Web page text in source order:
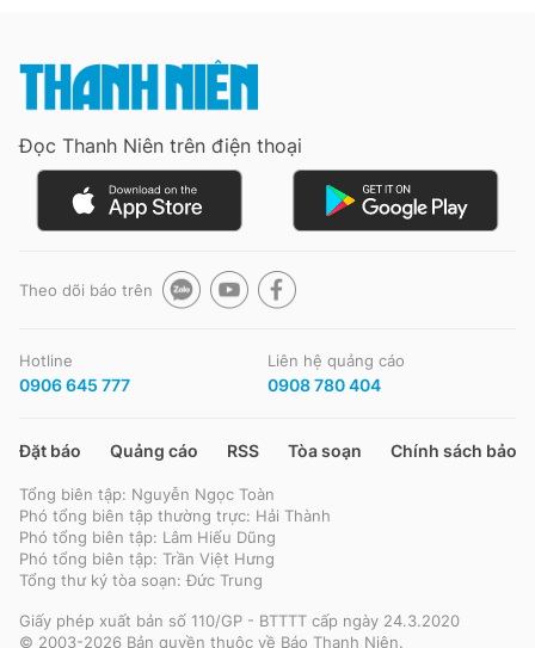
Đọc Thanh Niên trên điện thoại
Đặt báo Quảng cáo RSS
Tổng biên tập: Nguyễn Ngọc Toàn
Phó tổng biên tập thường trực: Hải Thành
Phó tổng biên tập: Lâm Hiếu Dũng
Tổng thư ký tòa soạn: Đức Trung
Đọc Thanh Niên trên điện thoại
Theo dõi báo trên
Hotline
0906 645 777
Liên hệ quảng cáo
0908 780 404
Đặt báo Quảng cáo RSS Tòa soạn Chính sách bảo
Tổng biên tập: Nguyễn Ngọc Toàn
Phó tổng biên tập thường trực: Hải Thành
Phó tổng biên tập: Lâm Hiếu Dũng
Phó tổng biên tập: Trần Việt Hưng
Tổng thư ký tòa soạn: Đức Trung
Giấy phép xuất bản số 110/GP - BTTTT cấp ngày 24.3.2020
© 2003-2026 Bản quyền thuộc về Báo Thanh Niên.